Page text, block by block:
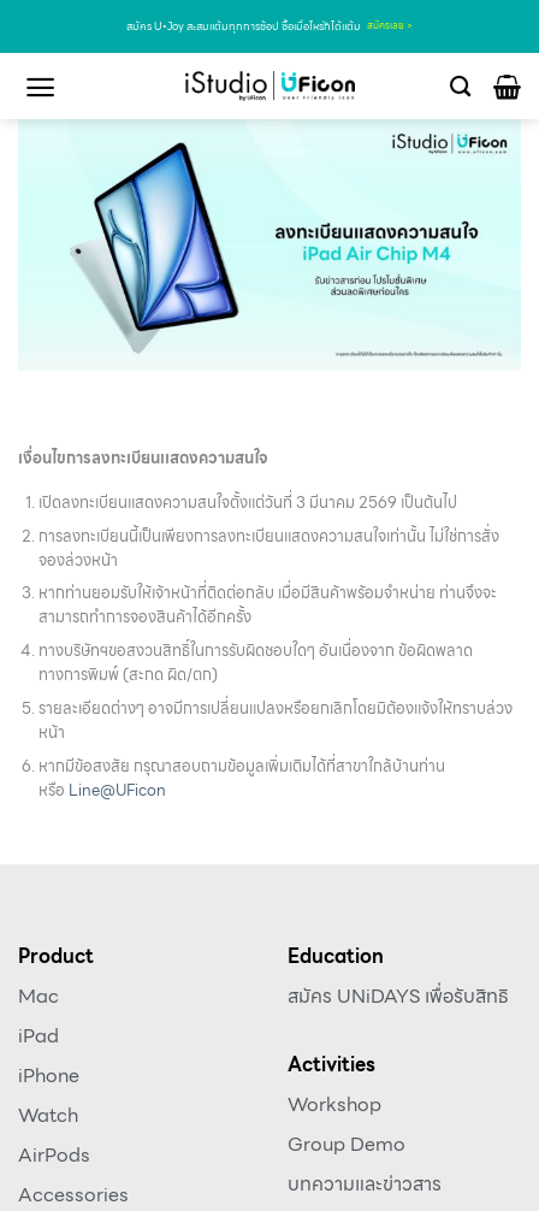
สมัคร U•Joy สะสมแต้มทุกการช้อป ซื้อเมื่อไหร่ก็ได้แต้ม สมัครเลย >
เงื่อนไขการลงทะเบียนเเสดงความสนใจ
เปิดลงทะเบียนแสดงความสนใจตั้งแต่วันที่ 3 มีนาคม 2569 เป็นต้นไป
การลงทะเบียนนี้เป็นเพียงการลงทะเบียนแสดงความสนใจเท่านั้น ไม่ใช่การสั่ง
จองล่วงหน้า
หากท่านยอมรับให้เจ้าหน้าที่ติดต่อกลับ เมื่อมีสินค้าพร้อมจำหน่าย ท่านจึงจะ
สามารถทำการจองสินค้าได้อีกครั้ง
ทางบริษัทฯขอสงวนสิทธิ์ในการรับผิดชอบใดๆ อันเนื่องจาก ข้อผิดพลาด
ทางการพิมพ์ (สะกด ผิด/ตก)
รายละเอียดต่างๆ อาจมีการเปลี่ยนแปลงหรือยกเลิกโดยมิต้องแจ้งให้ทราบล่วง
หน้า
หากมีข้อสงสัย กรุณาสอบถามข้อมูลเพิ่มเติมได้ที่สาขาใกล้บ้านท่าน
หรือ Line@UFicon
Product
Mac
iPad
iPhone
Watch
AirPods
Accessories
Education
สมัคร UNiDAYS เพื่อรับสิทธิ
Activities
Workshop
Group Demo
บทความและข่าวสาร